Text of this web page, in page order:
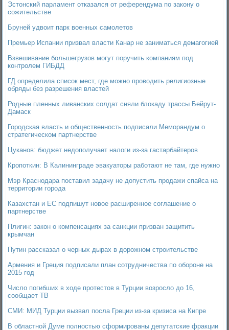
Эстонский парламент отказался от референдума по закону о
сожительстве
Бруней удвоит парк военных самолетов
Премьер Испании призвал власти Канар не заниматься демагогией
Взвешивание большегрузов могут поручить компаниям под
контролем ГИБДД
ГД определила список мест, где можно проводить религиозные
обряды без разрешения властей
Родные пленных ливанских солдат сняли блокаду трассы Бейрут-
Дамаск
Городская власть и общественность подписали Меморандум о
стратегическом партнерстве
Цуканов: бюджет недополучает налоги из-за гастарбайтеров
Кропоткин: В Калининграде эвакуаторы работают не там, где нужно
Мэр Краснодара поставил задачу не допустить продажи спайса на
территории города
Казахстан и ЕС подпишут новое расширенное соглашение о
партнерстве
Плигин: закон о компенсациях за санкции призван защитить
крымчан
Путин рассказал о черных дырах в дорожном строительстве
Армения и Греция подписали план сотрудничества по обороне на
2015 год
Число погибших в ходе протестов в Турции возросло до 16,
сообщает ТВ
СМИ: МИД Турции вызвал посла Греции из-за кризиса на Кипре
В областной Думе полностью сформированы депутатские фракции